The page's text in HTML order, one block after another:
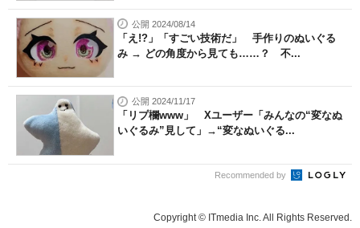
公開 2024/08/14
「え!?」「すごい技術だ」 手作りのぬいぐる
み → どの角度から見ても……？ 不...
公開 2024/11/17
「リプ欄www」 Xユーザー「みんなの“変なぬ
いぐるみ”見して」→“変なぬいぐる...
Recommended by
Copyright © ITmedia Inc. All Rights Reserved.